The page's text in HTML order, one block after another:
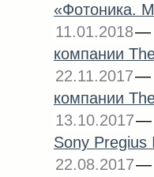
«Фотоника.
11.01.2018
компании
22.11.2017
компании
13.10.2017
Sony
22.08.2017